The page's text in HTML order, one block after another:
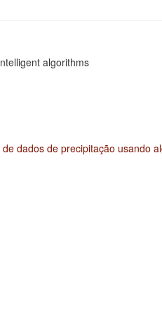
algorithms
dados de precipitação usando